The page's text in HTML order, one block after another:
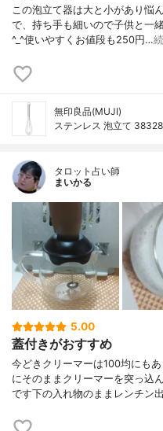
この泡立て器は大と小があり悩
で、持ち手も細いので子供と一
^_^使いやすくお値段も250円…
無印良品(MUJI)
ステンレス 泡立て
タロット占い師
まいかる
5.00
蓋付きがおすすめ
今どきクリーマーは100均にも
にそのままクリーマーを突っ込
です下の入れ物のままレンチン